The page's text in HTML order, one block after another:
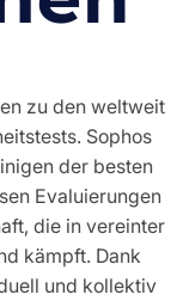
zu den weltweit
Sophos
der besten
Evaluierungen
die in vereinter
kämpft. Dank
und kollektiv